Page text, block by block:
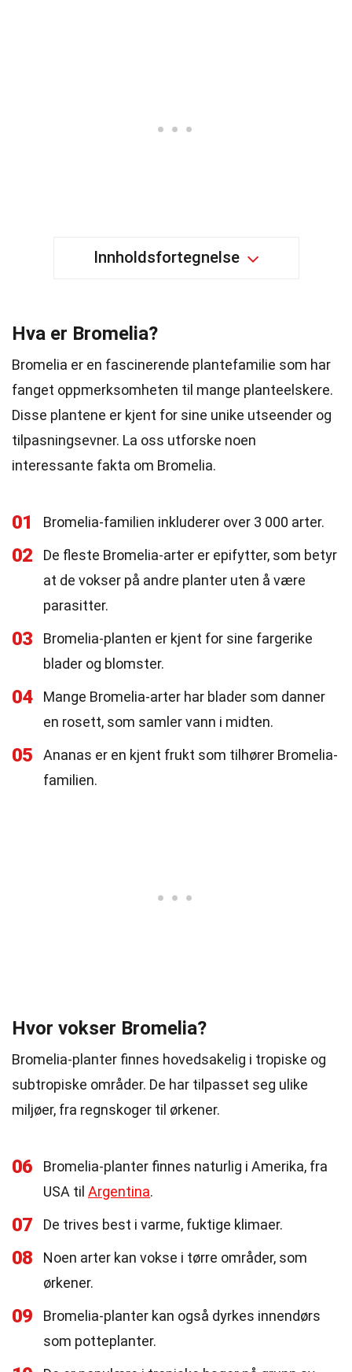
Innholdsfortegnelse
Hva er Bromelia?
Bromelia er en fascinerende plantefamilie som har
fanget oppmerksomheten til mange planteelskere.
Disse plantene er kjent for sine unike utseender og
tilpasningsevner. La oss utforske noen
interessante fakta om Bromelia.
01 Bromelia-familien inkluderer over 3 000 arter.
02
De fleste Bromelia-arter er epifytter, som betyr
at de vokser på andre planter uten å være
parasitter.
03
Bromelia-planten er kjent for sine fargerike
blader og blomster.
04
Mange Bromelia-arter har blader som danner
en rosett, som samler vann i midten.
05
Ananas er en kjent frukt som tilhører Bromelia-
familien.
Hvor vokser Bromelia?
Bromelia-planter finnes hovedsakelig i tropiske og
subtropiske områder. De har tilpasset seg ulike
miljøer, fra regnskoger til ørkener.
06
Bromelia-planter finnes naturlig i Amerika, fra
USA til Argentina.
07 De trives best i varme, fuktige klimaer.
08
Noen arter kan vokse i tørre områder, som
ørkener.
09
Bromelia-planter kan også dyrkes innendørs
som potteplanter.